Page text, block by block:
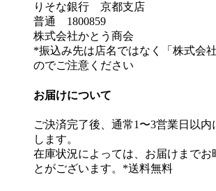
りそな銀行 京都支店
普通 1800859
株式会社かとう商会
*振込み先は店名ではなく「株式会
のでご注意ください
お届けについて
ご決済完了後、通常1〜3営業日以内
します。
在庫状況によっては、お届けまでお
とがございます。*送料無料